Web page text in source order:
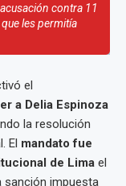
contra 11
les permitía
el
a Delia Espinoza
la resolución
El mandato fue
de Lima el
sanción impuesta